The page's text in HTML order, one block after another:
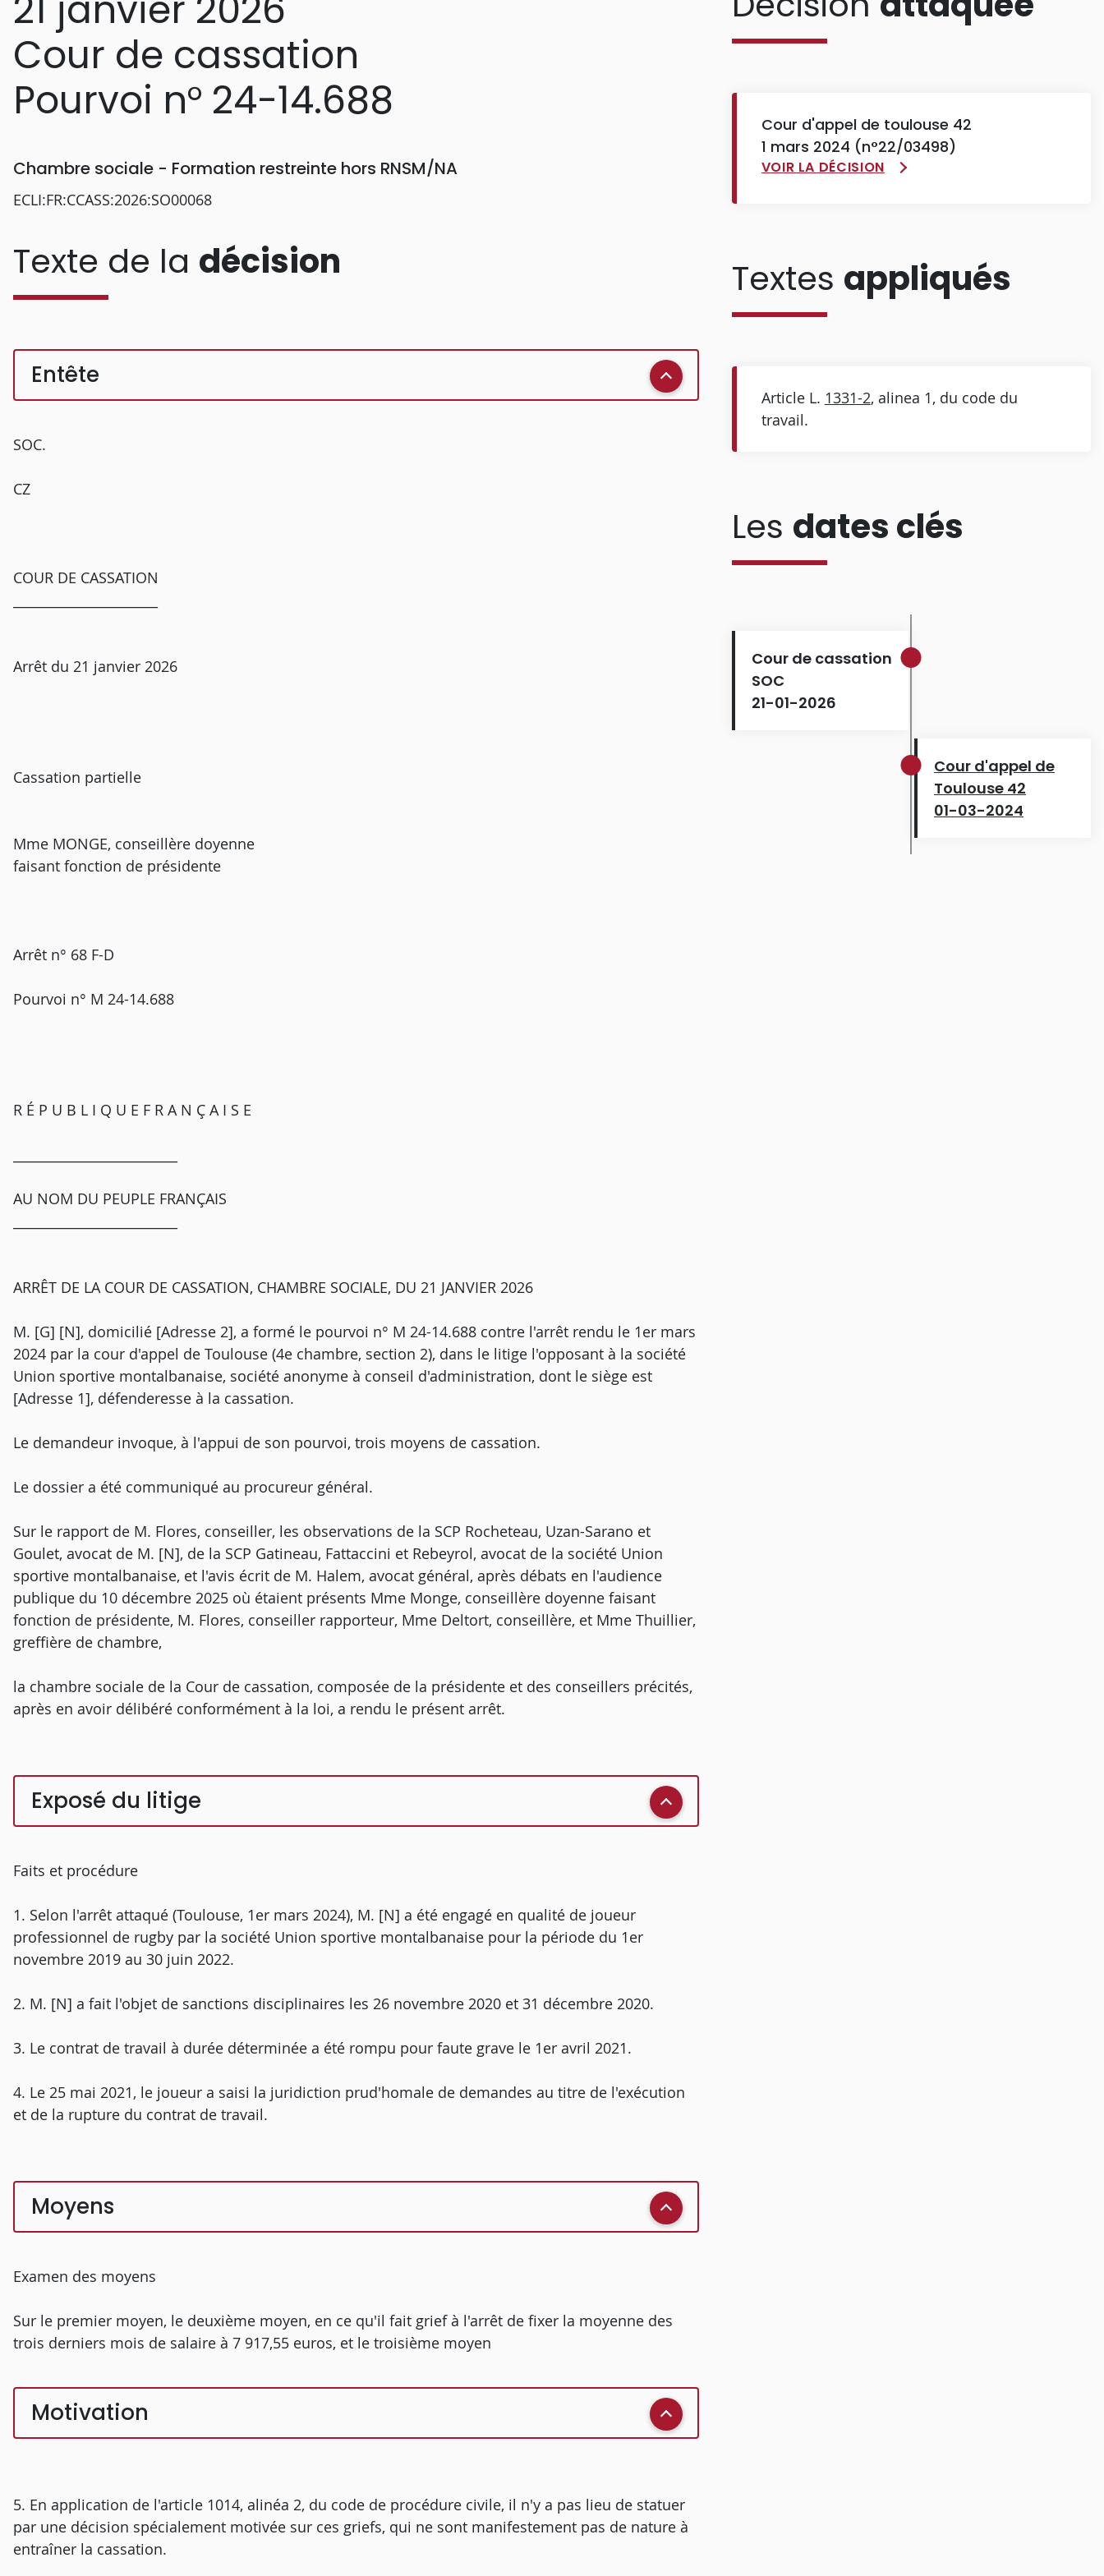
Cour de cassation
Pourvoi n° 24-14.688
Chambre sociale - Formation restreinte hors RNSM/NA
ECLI:FR:CCASS:2026:SO00068
Texte de la décision
Entête
SOC.
CZ
COUR DE CASSATION
Arrêt du 21 janvier 2026
Cassation partielle
Mme MONGE, conseillère doyenne
faisant fonction de présidente
Arrêt n° 68 F-D
Pourvoi n° M 24-14.688
R É P U B L I Q U E F R A N Ç A I S E
AU NOM DU PEUPLE FRANÇAIS
ARRÊT DE LA COUR DE CASSATION, CHAMBRE SOCIALE, DU 21 JANVIER 2026
M. [G] [N], domicilié [Adresse 2], a formé le pourvoi n° M 24-14.688 contre l'arrêt rendu le 1er mars
2024 par la cour d'appel de Toulouse (4e chambre, section 2), dans le litige l'opposant à la société
Union sportive montalbanaise, société anonyme à conseil d'administration, dont le siège est
[Adresse 1], défenderesse à la cassation.
Le demandeur invoque, à l'appui de son pourvoi, trois moyens de cassation.
Le dossier a été communiqué au procureur général.
Sur le rapport de M. Flores, conseiller, les observations de la SCP Rocheteau, Uzan-Sarano et
Goulet, avocat de M. [N], de la SCP Gatineau, Fattaccini et Rebeyrol, avocat de la société Union
sportive montalbanaise, et l'avis écrit de M. Halem, avocat général, après débats en l'audience
publique du 10 décembre 2025 où étaient présents Mme Monge, conseillère doyenne faisant
fonction de présidente, M. Flores, conseiller rapporteur, Mme Deltort, conseillère, et Mme Thuillier,
greffière de chambre,
la chambre sociale de la Cour de cassation, composée de la présidente et des conseillers précités,
après en avoir délibéré conformément à la loi, a rendu le présent arrêt.
Exposé du litige
Faits et procédure
1. Selon l'arrêt attaqué (Toulouse, 1er mars 2024), M. [N] a été engagé en qualité de joueur
professionnel de rugby par la société Union sportive montalbanaise pour la période du 1er
novembre 2019 au 30 juin 2022.
2. M. [N] a fait l'objet de sanctions disciplinaires les 26 novembre 2020 et 31 décembre 2020.
3. Le contrat de travail à durée déterminée a été rompu pour faute grave le 1er avril 2021.
4. Le 25 mai 2021, le joueur a saisi la juridiction prud'homale de demandes au titre de l'exécution
et de la rupture du contrat de travail.
Moyens
Examen des moyens
Sur le premier moyen, le deuxième moyen, en ce qu'il fait grief à l'arrêt de fixer la moyenne des
trois derniers mois de salaire à 7 917,55 euros, et le troisième moyen
Motivation
5. En application de l'article 1014, alinéa 2, du code de procédure civile, il n'y a pas lieu de statuer
par une décision spécialement motivée sur ces griefs, qui ne sont manifestement pas de nature à
entraîner la cassation.
Cour d'appel de toulouse 42
1 mars 2024 (n°22/03498)
VOIR LA DÉCISION
Textes appliqués
Article L. 1331-2, alinea 1, du code du
travail.
Les dates clés
Cour de cassation
SOC
21-01-2026
Cour d'appel de
Toulouse 42
01-03-2024